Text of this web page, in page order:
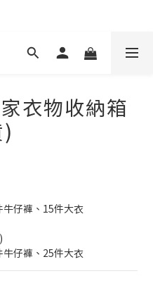
衣物收納箱
仔褲、15件大衣
仔褲、25件大衣